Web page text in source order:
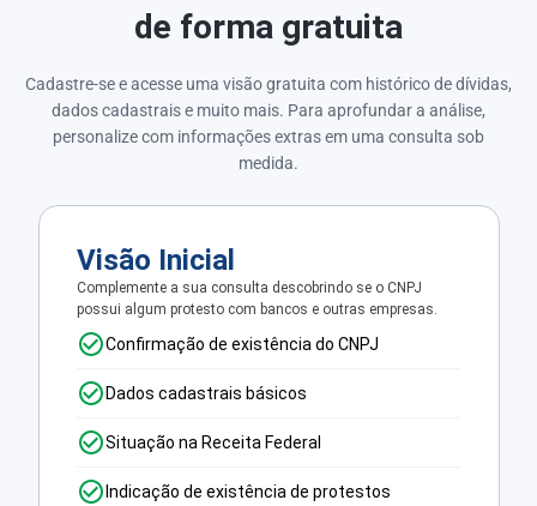
de forma gratuita
Cadastre-se e acesse uma visão gratuita com histórico de dívidas,
dados cadastrais e muito mais. Para aprofundar a análise,
personalize com informações extras em uma consulta sob
medida.
Visão Inicial
Complemente a sua consulta descobrindo se o CNPJ
possui algum protesto com bancos e outras empresas.
Confirmação de existência do CNPJ
Dados cadastrais básicos
Situação na Receita Federal
Indicação de existência de protestos